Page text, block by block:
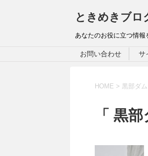
ときめきブロ
あなたのお役に立つ情報
お問い合わせ サ
HOME > 黒部ダム
「 黒